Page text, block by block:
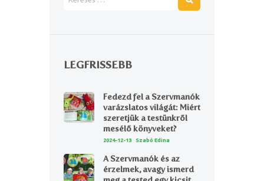
LEGFRISSEBB
Fedezd fel a Szervmanók
varázslatos világát: Miért
szeretjük a testünkről
mesélő könyveket?
2024-12-13 Szabó Edina
A Szervmanók és az
érzelmek, avagy ismerd